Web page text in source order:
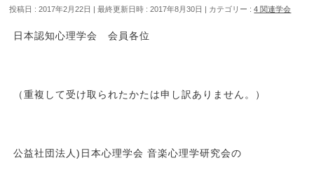
投稿日 : 2017年2月22日 最終更新日時 : 2017年8月30日 カテゴリー :4 関連学会
日本認知心理学会 会員各位
（重複して受け取られたかたは申し訳ありません。）
公益社団法人)日本心理学会 音楽心理学研究会の